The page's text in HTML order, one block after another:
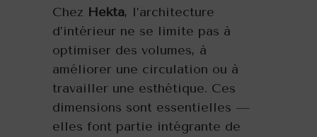
Chez Hekta, l’architecture
d’intérieur ne se limite pas à
optimiser des volumes, à
améliorer une circulation ou à
travailler une esthétique. Ces
dimensions sont essentielles —
elles font partie intégrante de